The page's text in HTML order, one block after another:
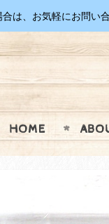
は、お気軽にお問い合
HOME